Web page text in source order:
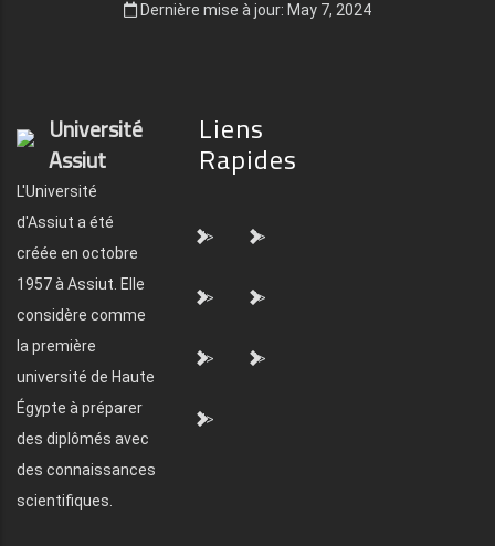
Dernière mise à jour: May 7, 2024
Université
Assiut
L'Université
d'Assiut a été
créée en octobre
1957 à Assiut. Elle
considère comme
la première
université de Haute
Égypte à préparer
des diplômés avec
des connaissances
scientifiques.
Liens
Rapides
"> ">
"> ">
"> ">
">